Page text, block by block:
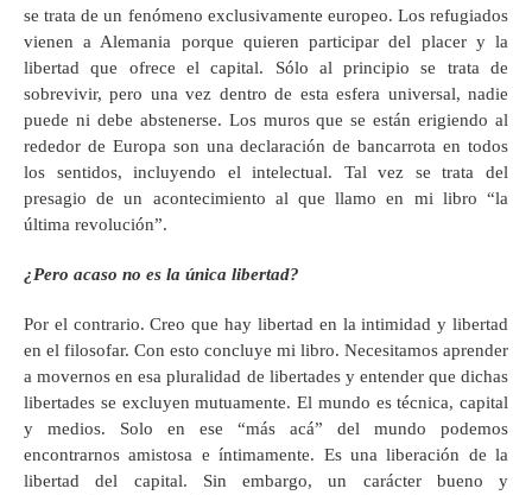
se trata de un fenómeno exclusivamente europeo. Los refugiados
vienen a Alemania porque quieren participar del placer y la
libertad que ofrece el capital. Sólo al principio se trata de
sobrevivir, pero una vez dentro de esta esfera universal, nadie
puede ni debe abstenerse. Los muros que se están erigiendo al
rededor de Europa son una declaración de bancarrota en todos
los sentidos, incluyendo el intelectual. Tal vez se trata del
presagio de un acontecimiento al que llamo en mi libro “la
última revolución”.
¿Pero acaso no es la única libertad?
Por el contrario. Creo que hay libertad en la intimidad y libertad
en el filosofar. Con esto concluye mi libro. Necesitamos aprender
a movernos en esa pluralidad de libertades y entender que dichas
libertades se excluyen mutuamente. El mundo es técnica, capital
y medios. Solo en ese “más acá” del mundo podemos
encontrarnos amistosa e íntimamente. Es una liberación de la
libertad del capital. Sin embargo, un carácter bueno y